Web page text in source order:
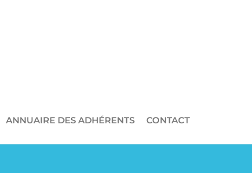
ANNUAIRE DES ADHÉRENTS CONTACT